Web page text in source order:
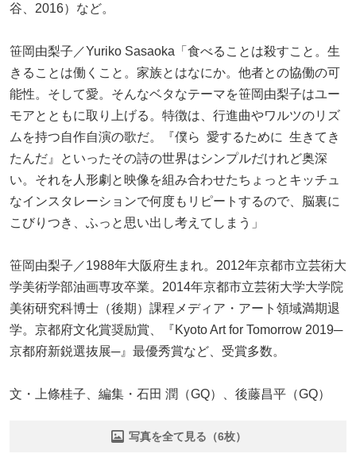
谷、2016）など。
笹岡由梨子／Yuriko Sasaoka「食べることは殺すこと。生
きることは働くこと。家族とはなにか。他者との協働の可
能性。そして愛。そんなベタなテーマを笹岡由梨子はユー
モアとともに取り上げる。特徴は、行進曲やワルツのリズ
ムを持つ自作自演の歌だ。『僕ら 愛するために 生きてき
たんだ』といったその詩の世界はシンプルだけれど奥深
い。それを人形劇と映像を組み合わせたちょっとキッチュ
なインスタレーションで何度もリピートするので、脳裏に
こびりつき、ふっと思い出し考えてしまう」
笹岡由梨子／1988年大阪府生まれ。2012年京都市立芸術大
学美術学部油画専攻卒業。2014年京都市立芸術大学大学院
美術研究科博士（後期）課程メディア・アート領域満期退
学。京都府文化賞奨励賞、『Kyoto Art for Tomorrow 2019─
京都府新鋭選抜展─』最優秀賞など、受賞多数。
文・上條桂子、編集・石田 潤（GQ）、後藤昌平（GQ）
写真を全て見る（6枚）